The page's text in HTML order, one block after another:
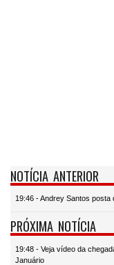
NOTÍCIA ANTERIOR
19:46 - Andrey Santos
PRÓXIMA NOTÍCIA
19:48 - Veja vídeo da
Januário